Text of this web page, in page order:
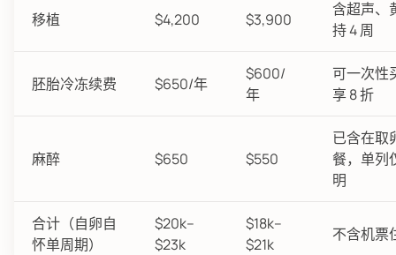
移植 $4,200 $3,900
含超声、
持 4 周
胚胎冷冻续费 $650/年
$600/
年
可一次性
享 8 折
麻醉 $650 $550
已含在取
餐，单列
明
合计（自卵自
怀单周期）
$20k–
$23k
$18k–
$21k
不含机票